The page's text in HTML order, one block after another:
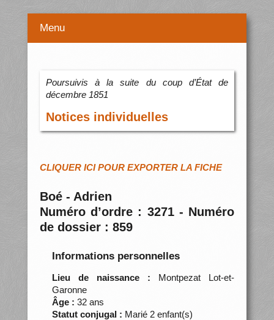
Menu
Poursuivis à la suite du coup d’État de
décembre 1851
Notices individuelles
CLIQUER ICI POUR EXPORTER LA FICHE
Boé - Adrien
Numéro d’ordre : 3271 - Numéro
de dossier : 859
Informations personnelles
Lieu de naissance : Montpezat Lot-et-
Garonne
Âge : 32 ans
Statut conjugal : Marié 2 enfant(s)